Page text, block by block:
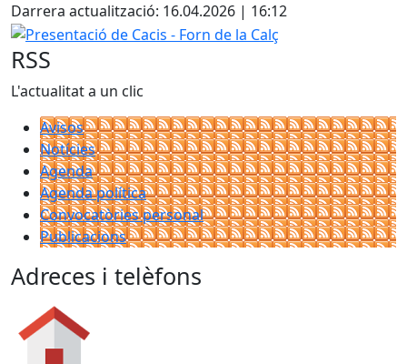
Darrera actualització: 16.04.2026 | 16:12
Presentació de Cacis - Forn de la Calç
RSS
L'actualitat a un clic
Avisos
Notícies
Agenda
Agenda política
Convocatòries personal
Publicacions
Adreces i telèfons